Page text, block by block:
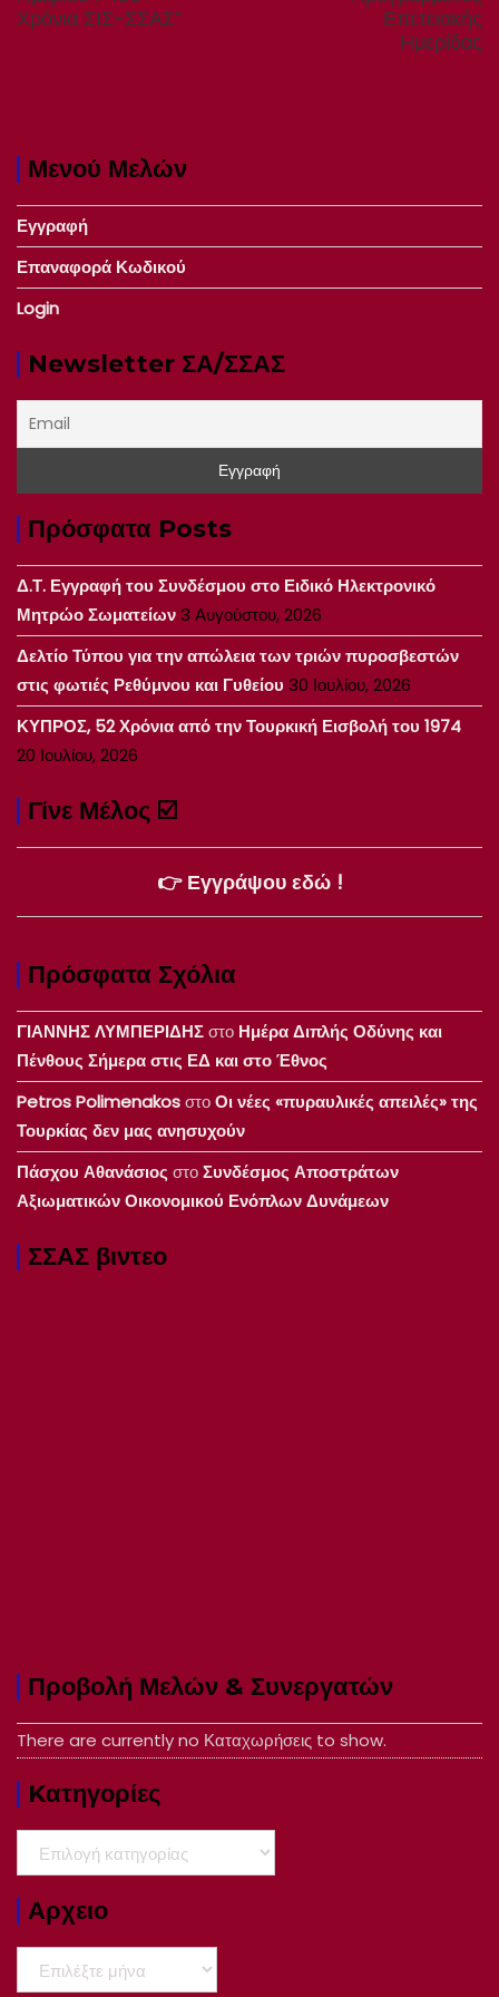
Χρόνια ΣΙΣ-ΣΣΑΣ”
Επετειακής
Ημερίδας
Μενού Μελών
Εγγραφή
Επαναφορά Κωδικού
Login
Newsletter ΣΑ/ΣΣΑΣ
Πρόσφατα Posts
Δ.Τ. Εγγραφή του Συνδέσμου στο Ειδικό Ηλεκτρονικό
Μητρώο Σωματείων3 Αυγούστου, 2026
Δελτίο Τύπου για την απώλεια των τριών πυροσβεστών
στις φωτιές Ρεθύμνου και Γυθείου 30 Ιουλίου, 2026
ΚΥΠΡΟΣ, 52 Χρόνια από την Τουρκική Εισβολή του 1974
20 Ιουλίου, 2026
Γίνε Μέλος ☑️
👉 Εγγράψου εδώ !
Πρόσφατα Σχόλια
ΓΙΑΝΝΗΣ ΛΥΜΠΕΡΙΔΗΣστο Ημέρα Διπλής Οδύνης και
Πένθους Σήμερα στις ΕΔ και στο Έθνος
Petros PolimenakosστοΟι νέες «πυραυλικές απειλές» της
Τουρκίας δεν μας ανησυχούν
Πάσχου ΑθανάσιοςστοΣυνδέσμος Αποστράτων
Αξιωματικών Οικονομικού Ενόπλων Δυνάμεων
ΣΣΑΣ βιντεο
Προβολή Μελών & Συνεργατών
There are currently no Καταχωρήσεις to show.
Kατηγορίες
Kατηγορίες
Αρχειο
Αρχειο